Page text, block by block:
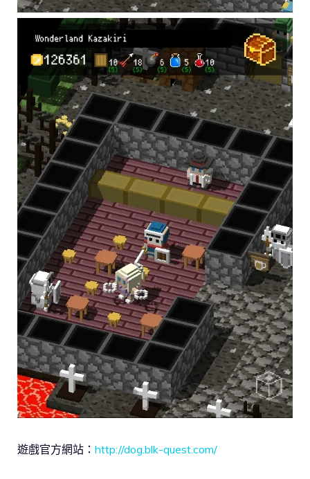
遊戲官方網站： http://dog.blk-quest.com/